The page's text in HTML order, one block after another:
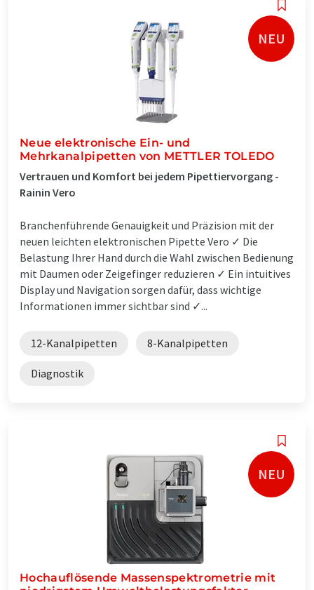
NEU
Neue elektronische Ein- und
Mehrkanalpipetten von METTLER TOLEDO
Vertrauen und Komfort bei jedem Pipettiervorgang -
Rainin Vero
Branchenführende Genauigkeit und Präzision mit der
neuen leichten elektronischen Pipette Vero ✓ Die
Belastung Ihrer Hand durch die Wahl zwischen Bedienung
mit Daumen oder Zeigefinger reduzieren ✓ Ein intuitives
Display und Navigation sorgen dafür, dass wichtige
Informationen immer sichtbar sind ✓...
12-Kanalpipetten 8-Kanalpipetten
Diagnostik
NEU
Hochauflösende Massenspektrometrie mit